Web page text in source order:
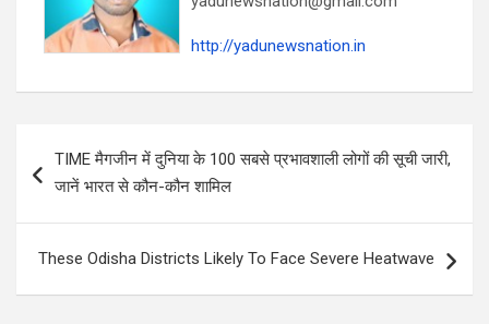
http://yadunewsnation.in
navigation
TIME मैगजीन में दुनिया के 100 सबसे प्रभावशाली लोगों की सूची जारी,
जानें भारत से कौन-कौन शामिल
These Odisha Districts Likely To Face Severe Heatwave